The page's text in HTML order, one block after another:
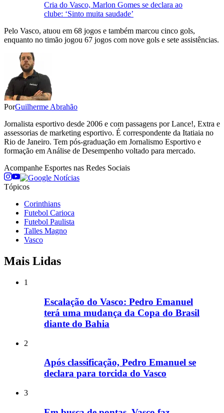
Cria do Vasco, Marlon Gomes se declara ao
clube: ‘Sinto muita saudade’
Pelo Vasco, atuou em 68 jogos e também marcou cinco gols,
enquanto no timão jogou 67 jogos com nove gols e sete assistências.
PorGuilherme Abrahão
Jornalista esportivo desde 2006 e com passagens por Lance!, Extra e
assessorias de marketing esportivo. É correspondente da Itatiaia no
Rio de Janeiro. Tem pós-graduação em Jornalismo Esportivo e
formação em Análise de Desempenho voltado para mercado.
Acompanhe Esportes nas Redes Sociais
Tópicos
Corinthians
Futebol Carioca
Futebol Paulista
Talles Magno
Vasco
Mais Lidas
1
Escalação do Vasco: Pedro Emanuel
terá uma mudança da Copa do Brasil
diante do Bahia
2
Após classificação, Pedro Emanuel se
declara para torcida do Vasco
3